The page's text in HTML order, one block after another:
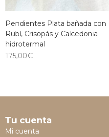
Pendientes Plata bañada con
Rubí, Crisopás y Calcedonia
hidrotermal
175,00€
Tu cuenta
Mi cuenta